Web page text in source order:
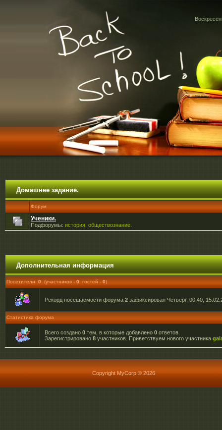
Домашнее задание.
Форум
Ученики.
Подфорумы: история, обществознание.
Дополнительная информация
Посетители:0(участников -0, гостей -0)
Рекорд посещаемости форума 2 зафиксирован Четверг, 00:40,
Статистика форума
Всего создано 0 тем, в которые добавлено 0 ответов.
Зарегистрировано 8 участников. Приветствуем нового участника
Copyright MyCorp © 2026